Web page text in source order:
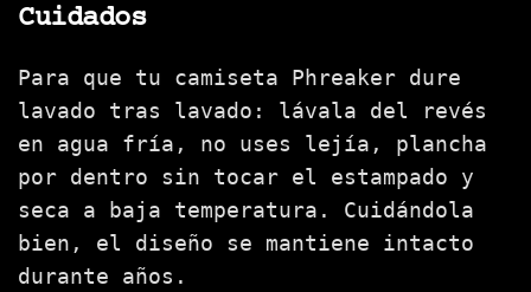
Cuidados
Para que tu camiseta Phreaker dure
lavado tras lavado: lávala del revés
en agua fría, no uses lejía, plancha
por dentro sin tocar el estampado y
seca a baja temperatura. Cuidándola
bien, el diseño se mantiene intacto
durante años.